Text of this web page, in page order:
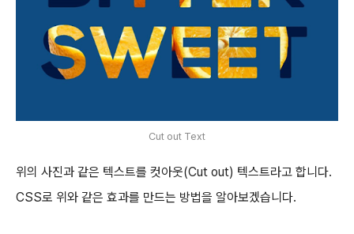
Cut out Text
위의 사진과 같은 텍스트를 컷아웃(Cut out) 텍스트라고 합니다.
CSS로 위와 같은 효과를 만드는 방법을 알아보겠습니다.